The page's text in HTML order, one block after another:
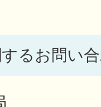
るお問い